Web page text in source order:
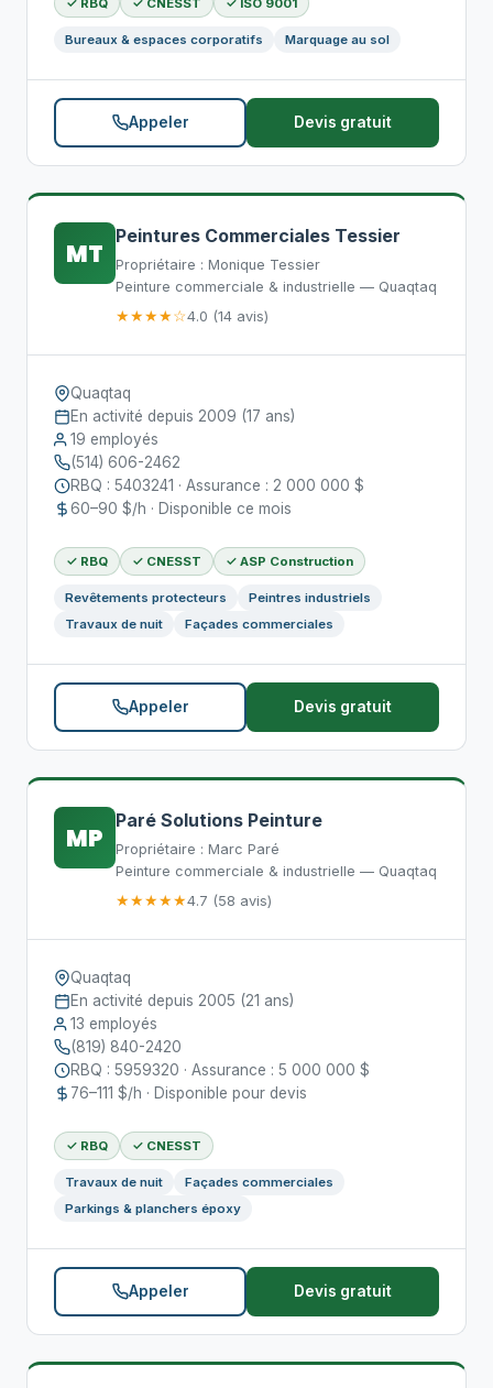
✓ RBQ ✓ CNESST ✓ ISO 9001
Bureaux & espaces corporatifs Marquage au sol
Appeler Devis gratuit
MT
Peintures Commerciales Tessier
Propriétaire : Monique Tessier
Peinture commerciale & industrielle — Quaqtaq
★★★★☆4.0 (14 avis)
Quaqtaq
En activité depuis 2009 (17 ans)
19 employés
(514) 606-2462
RBQ : 5403241 · Assurance : 2 000 000 $
60–90 $/h · Disponible ce mois
✓ RBQ ✓ CNESST ✓ ASP Construction
Revêtements protecteurs
Peintres industriels
Travaux de nuit
Façades commerciales
Appeler Devis gratuit
MP
Paré Solutions Peinture
Propriétaire : Marc Paré
Peinture commerciale & industrielle — Quaqtaq
★★★★★4.7 (58 avis)
Quaqtaq
En activité depuis 2005 (21 ans)
13 employés
(819) 840-2420
RBQ : 5959320 · Assurance : 5 000 000 $
76–111 $/h · Disponible pour devis
✓ RBQ ✓ CNESST
Travaux de nuit
Façades commerciales
Parkings & planchers époxy
Appeler Devis gratuit